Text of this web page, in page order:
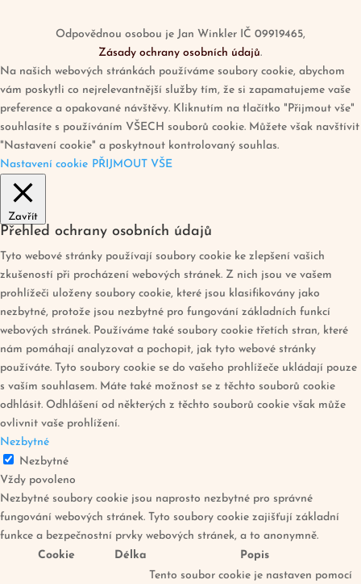
Odpovědnou osobou je Jan Winkler IČ 09919465,
Zásady ochrany osobních údajů.
Na našich webových stránkách používáme soubory cookie, abychom
vám poskytli co nejrelevantnější služby tím, že si zapamatujeme vaše
preference a opakované návštěvy. Kliknutím na tlačítko "Přijmout vše"
souhlasíte s používáním VŠECH souborů cookie. Můžete však navštívit
"Nastavení cookie" a poskytnout kontrolovaný souhlas.
Nastavení cookie PŘIJMOUT VŠE
Zavřít
Přehled ochrany osobních údajů
Tyto webové stránky používají soubory cookie ke zlepšení vašich
zkušeností při procházení webových stránek. Z nich jsou ve vašem
prohlížeči uloženy soubory cookie, které jsou klasifikovány jako
nezbytné, protože jsou nezbytné pro fungování základních funkcí
webových stránek. Používáme také soubory cookie třetích stran, které
nám pomáhají analyzovat a pochopit, jak tyto webové stránky
používáte. Tyto soubory cookie se do vašeho prohlížeče ukládají pouze
s vaším souhlasem. Máte také možnost se z těchto souborů cookie
odhlásit. Odhlášení od některých z těchto souborů cookie však může
ovlivnit vaše prohlížení.
Nezbytné
Nezbytné
Vždy povoleno
Nezbytné soubory cookie jsou naprosto nezbytné pro správné
fungování webových stránek. Tyto soubory cookie zajišťují základní
funkce a bezpečnostní prvky webových stránek, a to anonymně.
Cookie
Délka Popis
Tento soubor cookie je nastaven pomocí